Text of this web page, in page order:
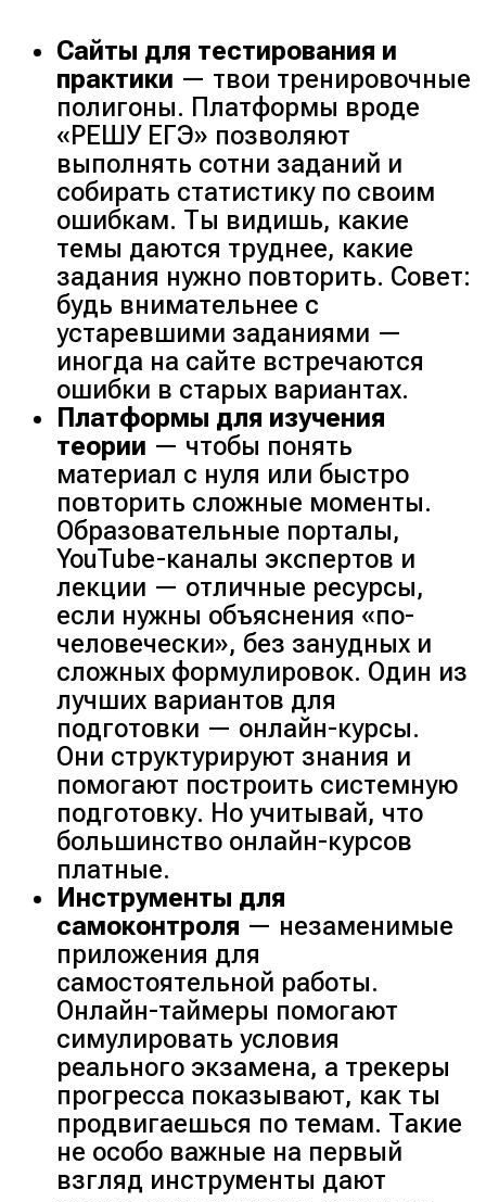
Сайты для тестирования и
практики — твои тренировочные
полигоны. Платформы вроде
«РЕШУ ЕГЭ» позволяют
выполнять сотни заданий и
собирать статистику по своим
ошибкам. Ты видишь, какие
темы даются труднее, какие
задания нужно повторить. Совет:
будь внимательнее с
устаревшими заданиями —
иногда на сайте встречаются
ошибки в старых вариантах.
Платформы для изучения
теории — чтобы понять
материал с нуля или быстро
повторить сложные моменты.
Образовательные порталы,
YouTube-каналы экспертов и
лекции — отличные ресурсы,
если нужны объяснения «по-
человечески», без занудных и
сложных формулировок. Один из
лучших вариантов для
подготовки — онлайн-курсы.
Они структурируют знания и
помогают построить системную
подготовку. Но учитывай, что
большинство онлайн-курсов
платные.
Инструменты для
самоконтроля — незаменимые
приложения для
самостоятельной работы.
Онлайн-таймеры помогают
симулировать условия
реального экзамена, а трекеры
прогресса показывают, как ты
продвигаешься по темам. Такие
не особо важные на первый
взгляд инструменты дают